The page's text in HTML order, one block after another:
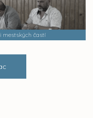
mestských častí